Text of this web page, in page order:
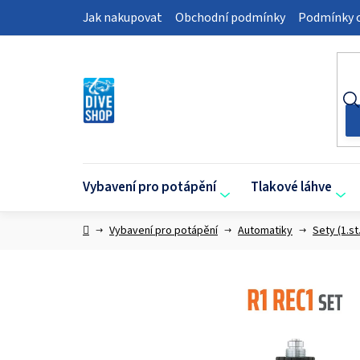
Jak nakupovat Obchodní podmínky Podmínky
Vybavení pro potápění Tlakové láhve
DomůVybavení pro potápění Automatiky Sety